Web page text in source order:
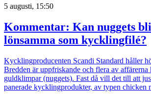
5 augusti, 15:50
Kommentar: Kan nuggets
lönsamma som kycklingfilé?
Kycklingproducenten Scandi Standard håller
Bredden är uppfriskande och flera av
guldklimpar (nuggets). Fast då vill det till att
panerade kycklingprodukter, av typen chicken